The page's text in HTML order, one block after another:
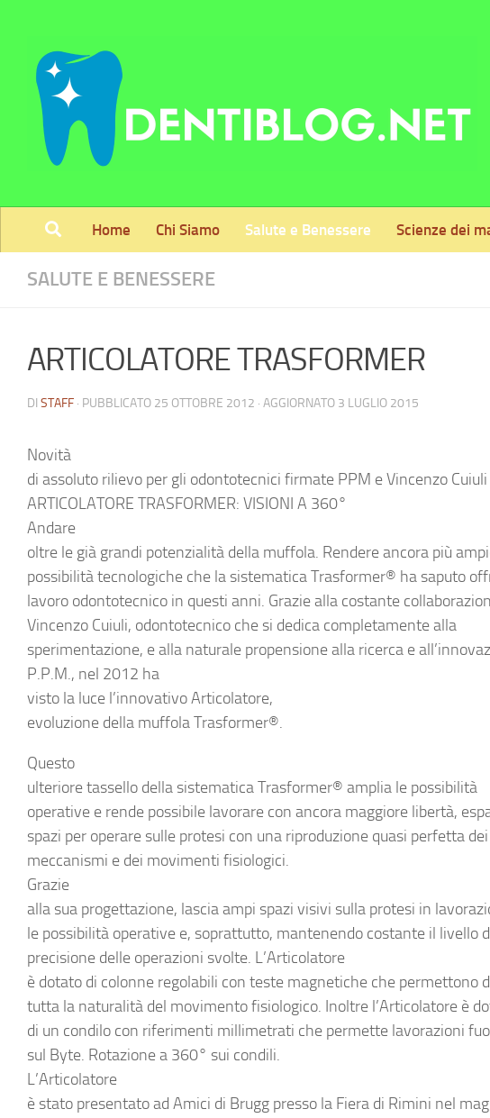
Home Chi Siamo Salute e Benessere Scienze dei
SALUTE E BENESSERE
ARTICOLATORE TRASFORMER
DI STAFF · PUBBLICATO 25 OTTOBRE 2012 · AGGIORNATO 3 LUGLIO 2015
Novità
di assoluto rilievo per gli odontotecnici firmate PPM e Vincenzo Cuiuli
ARTICOLATORE TRASFORMER: VISIONI A 360°
Andare
oltre le già grandi potenzialità della muffola. Rendere ancora più
possibilità tecnologiche che la sistematica Trasformer® ha saputo
lavoro odontotecnico in questi anni. Grazie alla costante
Vincenzo Cuiuli, odontotecnico che si dedica completamente alla
sperimentazione, e alla naturale propensione alla ricerca e
P.P.M., nel 2012 ha
visto la luce l’innovativoArticolatore,
evoluzione della muffola Trasformer®.
Questo
ulteriore tassello della sistematica Trasformer® amplia le possibilità
operative e rende possibile lavorare con ancora maggiore libertà,
spazi per operare sulle protesi con una riproduzione quasi perfetta dei
meccanismi e dei movimenti fisiologici.
Grazie
alla sua progettazione, lascia ampi spazi visivi sulla protesi in
le possibilità operative e, soprattutto, mantenendo costante il livello
precisione delle operazioni svolte. L’Articolatore
è dotato di colonne regolabili con teste magnetiche che permettono
tutta la naturalità del movimento fisiologico. Inoltre l’Articolatore è
di un condilo con riferimenti millimetrati che permette lavorazioni
sul Byte. Rotazione a 360° sui condili.
L’Articolatore
è stato presentato ad Amici di Brugg presso la Fiera di Rimini nel